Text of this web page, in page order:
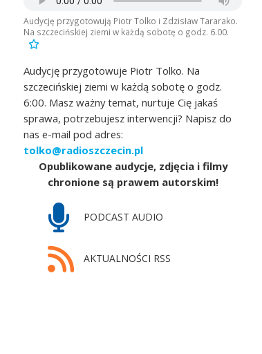
Audycję przygotowują Piotr Tolko i Zdzisław Tararako.
Na szczecińskiej ziemi w każdą sobotę o godz. 6.00.
Audycję przygotowuje Piotr Tolko. Na
szczecińskiej ziemi w każdą sobotę o godz.
6:00. Masz ważny temat, nurtuje Cię jakaś
sprawa, potrzebujesz interwencji? Napisz do
nas e-mail pod adres:
tolko@radioszczecin.pl
Opublikowane audycje, zdjęcia i filmy
chronione są prawem autorskim!
PODCAST AUDIO
AKTUALNOŚCI RSS